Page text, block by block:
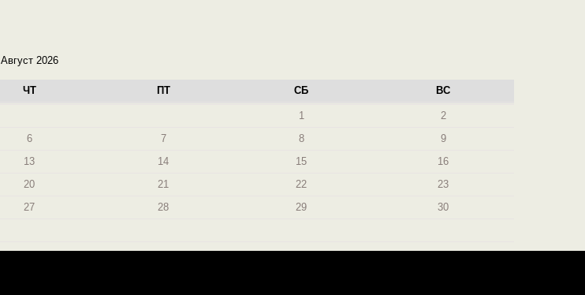
Август 2026
ЧТ ПТ СБ ВС
1
2
6 7 8
9
13 14 15
16
20 21 22
23
27 28 29
30